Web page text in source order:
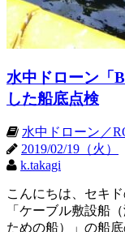
水中ドローン「
した船底点検
水中ドローン／
2019/02/19（火）
k.takagi
こんにちは、セキ
「ケーブル敷設船
ための船）」の船